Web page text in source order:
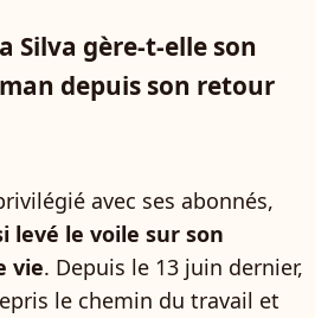
Silva gère-t-elle son
depuis son retour
avec ses abonnés,
levé le voile sur son
vie. Depuis le 13 juin dernier,
le chemin du travail et